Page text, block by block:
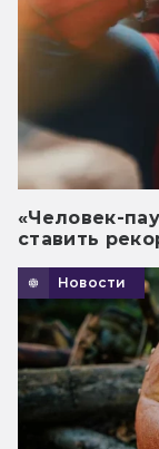
«Человек-
ставить
Новости